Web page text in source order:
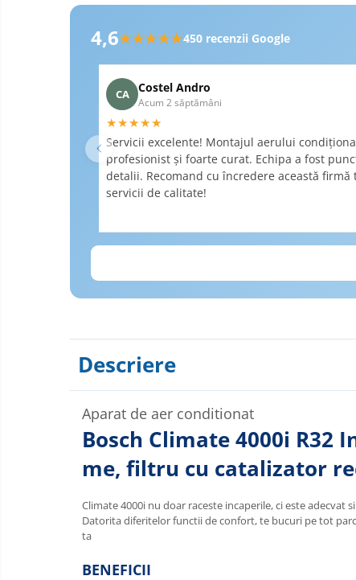
Recenzii Google RobertSim
4,6★★★★★450 recenzii Google
CA Costel Andro
Acum 2 săptămâni
★★★★★
Servicii excelente! Montajul aerului
profesionist și foarte curat. Echipa a fost
detalii. Recomand cu încredere această
servicii de calitate!
Descriere
Aparat de aer conditionat
Bosch Climate 4000i R32
me, filtru cu catalizator
Climate 4000i nu doar raceste incaperile, ci este
Datorita diferitelor functii de confort, te bucuri pe tot
ta
BENEFICII